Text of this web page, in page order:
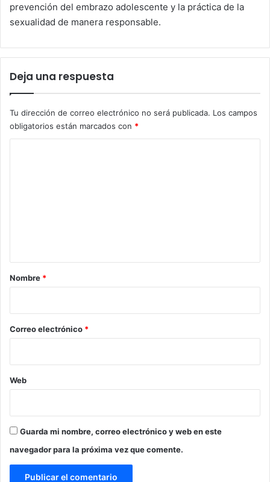
prevención del embrazo adolescente y la práctica de la
sexualidad de manera responsable.
Deja una respuesta
Tu dirección de correo electrónico no será publicada. Los campos
obligatorios están marcados con *
r
*
Nombre *
Correo electrónico *
Web
Guarda mi nombre, correo electrónico y web en este
navegador para la próxima vez que comente.